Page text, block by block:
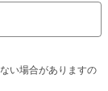
い場合がありますの